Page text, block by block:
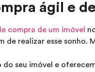
ágil e
compra de um imóvel
de realizar esse
do seu imóvel e